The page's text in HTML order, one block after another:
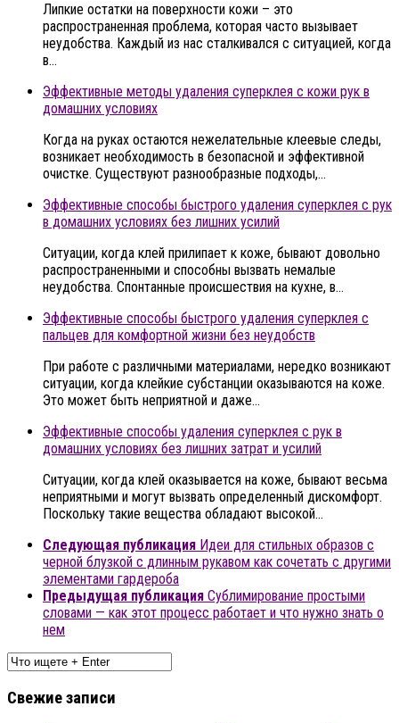
Липкие остатки на поверхности кожи – это
распространенная проблема, которая часто вызывает
неудобства. Каждый из нас сталкивался с ситуацией, когда
в…
Эффективные методы удаления суперклея с кожи рук в
домашних условиях
Когда на руках остаются нежелательные клеевые следы,
возникает необходимость в безопасной и эффективной
очистке. Существуют разнообразные подходы,…
Эффективные способы быстрого удаления суперклея с рук
в домашних условиях без лишних усилий
Ситуации, когда клей прилипает к коже, бывают довольно
распространенными и способны вызвать немалые
неудобства. Спонтанные происшествия на кухне, в…
Эффективные способы быстрого удаления суперклея с
пальцев для комфортной жизни без неудобств
При работе с различными материалами, нередко возникают
ситуации, когда клейкие субстанции оказываются на коже.
Это может быть неприятной и даже…
Эффективные способы удаления суперклея с рук в
домашних условиях без лишних затрат и усилий
Ситуации, когда клей оказывается на коже, бывают весьма
неприятными и могут вызвать определенный дискомфорт.
Поскольку такие вещества обладают высокой…
Следующая публикация Идеи для стильных образов с
черной блузкой с длинным рукавом как сочетать с другими
элементами гардероба
Предыдущая публикация Сублимирование простыми
словами — как этот процесс работает и что нужно знать о
нем
Свежие записи